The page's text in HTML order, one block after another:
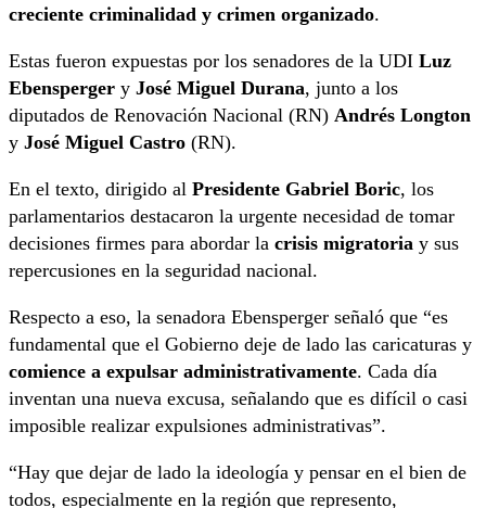
creciente criminalidad y crimen organizado.
Estas fueron expuestas por los senadores de la UDI Luz
Ebensperger y José Miguel Durana, junto a los
diputados de Renovación Nacional (RN) Andrés Longton
y José Miguel Castro (RN).
En el texto, dirigido al Presidente Gabriel Boric, los
parlamentarios destacaron la urgente necesidad de tomar
decisiones firmes para abordar la crisis migratoria y sus
repercusiones en la seguridad nacional.
Respecto a eso, la senadora Ebensperger señaló que “es
fundamental que el Gobierno deje de lado las caricaturas y
comience a expulsar administrativamente. Cada día
inventan una nueva excusa, señalando que es difícil o casi
imposible realizar expulsiones administrativas”.
“Hay que dejar de lado la ideología y pensar en el bien de
todos, especialmente en la región que represento,